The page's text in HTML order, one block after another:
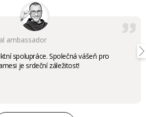
ambassador
spolupráce. Společná vášeň pro
je srdeční záležitost!